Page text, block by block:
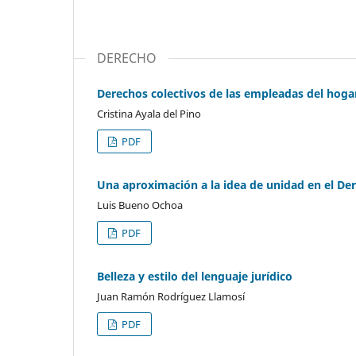
DERECHO
Derechos colectivos de las empleadas del
Cristina Ayala del Pino
PDF
Una aproximación a la idea de unidad en el
Luis Bueno Ochoa
PDF
Belleza y estilo del lenguaje jurídico
Juan Ramón Rodríguez Llamosí
PDF